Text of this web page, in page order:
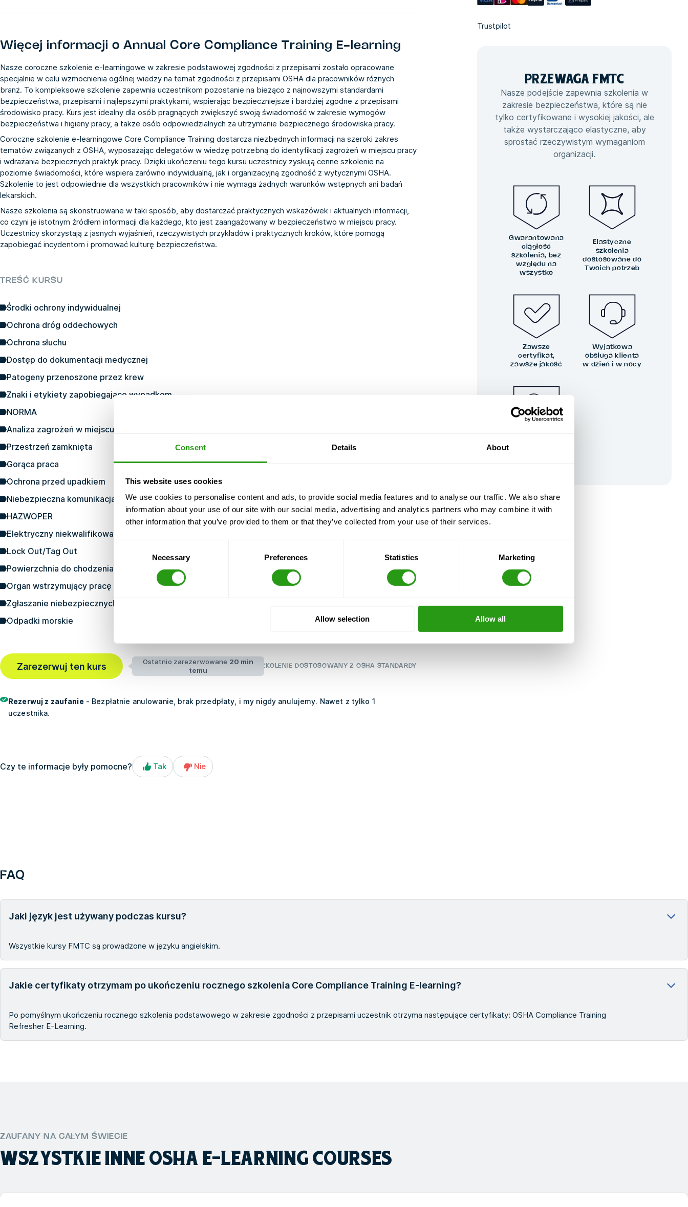
Consent Details About
This website uses cookies
We use cookies to personalise content and ads, to provide social media features and to analyse our traffic. We also share
information about your use of our site with our social media, advertising and analytics partners who may combine it with
other information that you’ve provided to them or that they’ve collected from your use of their services.
Necessary Preferences Statistics Marketing
Allow selection Allow all
Więcej informacji oAnnual Core Compliance Training E-learning
Nasze coroczne szkolenie e-learningowe w zakresie podstawowej zgodności z przepisami zostało opracowane
specjalnie w celu wzmocnienia ogólnej wiedzy na temat zgodności z przepisami OSHA dla pracowników różnych
branż. To kompleksowe szkolenie zapewnia uczestnikom pozostanie na bieżąco z najnowszymi standardami
bezpieczeństwa, przepisami i najlepszymi praktykami, wspierając bezpieczniejsze i bardziej zgodne z przepisami
środowisko pracy. Kurs jest idealny dla osób pragnących zwiększyć swoją świadomość w zakresie wymogów
bezpieczeństwa i higieny pracy, a także osób odpowiedzialnych za utrzymanie bezpiecznego środowiska pracy.
Coroczne szkolenie e-learningowe Core Compliance Training dostarcza niezbędnych informacji na szeroki zakres
tematów związanych z OSHA, wyposażając delegatów w wiedzę potrzebną do identyfikacji zagrożeń w miejscu pracy
i wdrażania bezpiecznych praktyk pracy. Dzięki ukończeniu tego kursu uczestnicy zyskują cenne szkolenie na
poziomie świadomości, które wspiera zarówno indywidualną, jak i organizacyjną zgodność z wytycznymi OSHA.
Szkolenie to jest odpowiednie dla wszystkich pracowników i nie wymaga żadnych warunków wstępnych ani badań
lekarskich.
Nasze szkolenia są skonstruowane w taki sposób, aby dostarczać praktycznych wskazówek i aktualnych informacji,
co czyni je istotnym źródłem informacji dla każdego, kto jest zaangażowany w bezpieczeństwo w miejscu pracy.
Uczestnicy skorzystają z jasnych wyjaśnień, rzeczywistych przykładów i praktycznych kroków, które pomogą
zapobiegać incydentom i promować kulturę bezpieczeństwa.
TREŚĆ KURSU
Środki ochrony indywidualnej
Ochrona dróg oddechowych
Ochrona słuchu
Dostęp do dokumentacji medycznej
Patogeny przenoszone przez krew
Znaki i etykiety zapobiegające wypadkom
NORMA
Analiza zagrożeń w miejscu pracy (JHA)
Przestrzeń zamknięta
Gorąca praca
Ochrona przed upadkiem
Niebezpieczna komunikacja (w tym GHS)
HAZWOPER
Elektryczny niekwalifikowany
Lock Out/Tag Out
Powierzchnia do chodzenia/pracy
Organ wstrzymujący pracę
Zgłaszanie niebezpiecznych warunków
Odpadki morskie
Zarezerwuj ten kurs Ostatnio zarezerwowane 20 min
temu
SZKOLENIE DOSTOSOWANY Z OSHA STANDARDY
Rezerwuj z zaufanie- Bezpłatnie anulowanie, brak przedpłaty, i my nigdy anulujemy. Nawet z tylko 1
uczestnika.
Czy te informacje były pomocne? Tak Nie
Trustpilot
PRZEWAGA FMTC
Nasze podejście zapewnia szkolenia w
zakresie bezpieczeństwa, które są nie
tylko certyfikowane i wysokiej jakości, ale
także wystarczająco elastyczne, aby
sprostać rzeczywistym wymaganiom
organizacji.
Gwarantowana
ciągłość
szkolenia, bez
względu na
wszystko
Elastyczne
szkolenia
dostosowane do
Twoich potrzeb
Zawsze
certyfikat,
zawsze jakość
Wyjątkowa
obsługa klienta
w dzień i w nocy
kształtuje naszą
FAQ
Jaki język jest używany podczas kursu?
Wszystkie kursy FMTC są prowadzone w języku angielskim.
Jakie certyfikaty otrzymam po ukończeniu rocznego szkolenia Core Compliance Training E-learning?
Po pomyślnym ukończeniu rocznego szkolenia podstawowego w zakresie zgodności z przepisami uczestnik otrzyma następujące certyfikaty: OSHA Compliance Training
Refresher E-Learning.
ZAUFANY NA CAŁYM ŚWIECIE
WSZYSTKIE INNE OSHA E-LEARNING COURSES